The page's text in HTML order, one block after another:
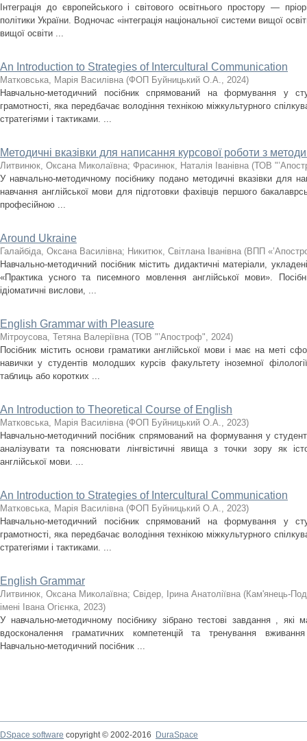
Інтеграція до європейського і світового освітнього простору —
політики України. Водночас «інтеграція національної системи вищої
вищої освіти ...
An Introduction to Strategies of Intercultural Communication
Матковська, Марія Василівна (ФОП Буйницький О.А., 2024)
Навчально-методичний посібник спрямований на формування у
грамотності, яка передбачає володіння технікою міжкультурного
стратегіями і тактиками. ...
Методичні вказівки для написання курсової роботи з
Литвинюк, Оксана Миколаївна; Фрасинюк, Наталія Іванівна (ТОВ
У навчально-методичному посібнику подано методичні вказівки для
навчання англійської мови для підготовки фахівців першого
професійною ...
Around Ukraine
Галайбіда, Оксана Василівна; Никитюк, Світлана Іванівна (ВПП
Навчально-методичний посібник містить дидактичні матеріали,
«Практика усного та писемного мовлення англійської мови».
ідіоматичні вислови, ...
English Grammar with Pleasure
Мітроусова, Тетяна Валеріївна (ТОВ "’Апостроф", 2024)
Посібник містить основи граматики англійської мови і має на меті
навички у студентів молодших курсів факультету іноземної
таблиць або коротких ...
An Introduction to Theoretical Course of English
Матковська, Марія Василівна (ФОП Буйницький О.А., 2023)
Навчально-методичний посібник спрямований на формування у
аналізувати та пояснювати лінгвістичні явища з точки зору як
англійської мови. ...
An Introduction to Strategies of Intercultural Communication
Матковська, Марія Василівна (ФОП Буйницький О.А., 2023)
Навчально-методичний посібник спрямований на формування у
грамотності, яка передбачає володіння технікою міжкультурного
стратегіями і тактиками. ...
English Grammar
Литвинюк, Оксана Миколаївна; Свідер, Ірина Анатоліївна (Кам'янець-
імені Івана Огієнка, 2023)
У навчально-методичному посібнику зібрано тестові завдання , які
вдосконалення граматичних компетенцій та тренування
Навчально-методичний посібник ...
DSpace software copyright © 2002-2016 DuraSpace